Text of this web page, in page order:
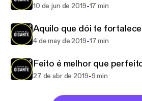
10 de jun de 2019-17 min
Aquilo que dói te
4 de may de 2019-17 min
Feito é melhor que
27 de abr de 2019-9 min